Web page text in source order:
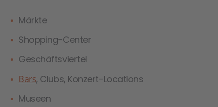
Märkte
Shopping-Center
Geschäftsviertel
Bars, Clubs, Konzert-Locations
Museen